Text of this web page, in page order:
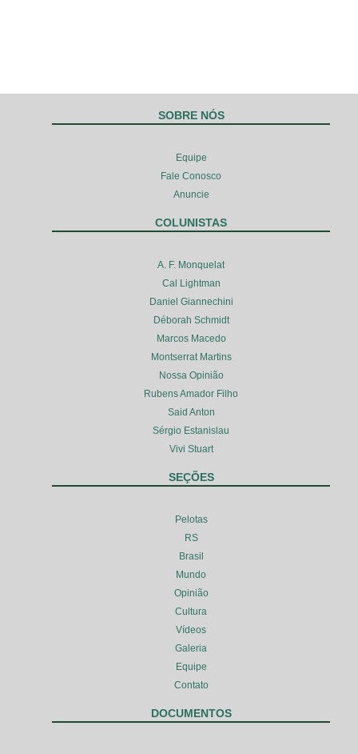
SOBRE NÓS
Equipe
Fale Conosco
Anuncie
COLUNISTAS
A. F. Monquelat
Cal Lightman
Daniel Giannechini
Déborah Schmidt
Marcos Macedo
Montserrat Martins
Nossa Opinião
Rubens Amador Filho
Said Anton
Sérgio Estanislau
Vivi Stuart
SEÇÕES
Pelotas
RS
Brasil
Mundo
Opinião
Cultura
Vídeos
Galeria
Equipe
Contato
DOCUMENTOS